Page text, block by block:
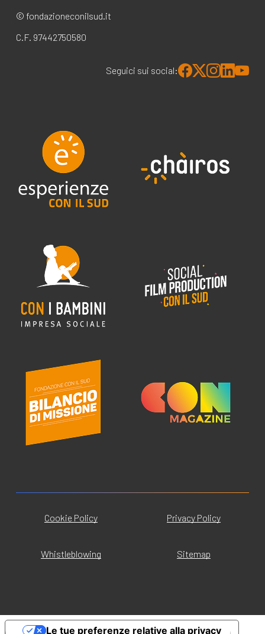
© fondazioneconilsud.it
C.F. 97442750580
Seguici sui social:
Cookie Policy Privacy Policy
Whistleblowing Sitemap
Le tue preferenze relative alla privacy